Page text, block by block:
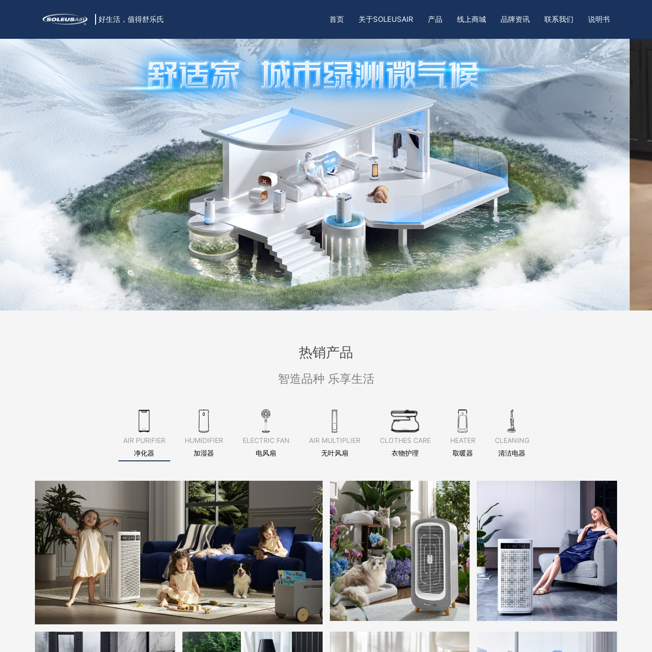
好生活，值得舒乐氏 首页 关于SOLEUSAIR 产品 线上商城 品牌资讯 联系我们 说明书
热销产品
智造品种 乐享生活
AIR PURIFIER
净化器
HUMIDIFIER
加湿器
ELECTRIC FAN
电风扇
AIR MULTIPLIER
无叶风扇
CLOTHES CARE
衣物护理
HEATER
取暖器
CLEANING
清洁电器